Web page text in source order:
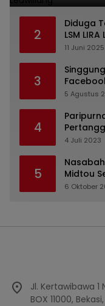
2
Diduga
LSM
11 Juni 2025
3
PDA dan
5 Agustus
4
2022
4 Juli 2023
5
Midtou
6 Oktober
Jl. Kertawibawa 1
BOX 11000,